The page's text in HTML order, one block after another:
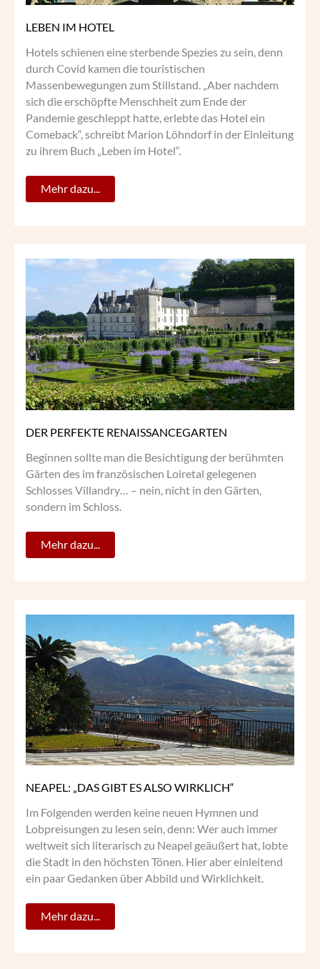
LEBEN IM HOTEL
Hotels schienen eine sterbende Spezies zu sein, denn
durch Covid kamen die touristischen
Massenbewegungen zum Stillstand. „Aber nachdem
sich die erschöpfte Menschheit zum Ende der
Pandemie geschleppt hatte, erlebte das Hotel ein
Comeback“, schreibt Marion Löhndorf in der Einleitung
zu ihrem Buch „Leben im Hotel“.
Mehr dazu...
DER PERFEKTE RENAISSANCEGARTEN
Beginnen sollte man die Besichtigung der berühmten
Gärten des im französischen Loiretal gelegenen
Schlosses Villandry… – nein, nicht in den Gärten,
sondern im Schloss.
DER
PERFEKTE
RENAISSANCEGARTEN
Mehr dazu...
NEAPEL: „DAS GIBT ES ALSO WIRKLICH“
Im Folgenden werden keine neuen Hymnen und
Lobpreisungen zu lesen sein, denn: Wer auch immer
weltweit sich literarisch zu Neapel geäußert hat, lobte
die Stadt in den höchsten Tönen. Hier aber einleitend
ein paar Gedanken über Abbild und Wirklichkeit.
NEAPEL:
GIBT
ES
ALSO
WIRKLICH“
Mehr dazu...